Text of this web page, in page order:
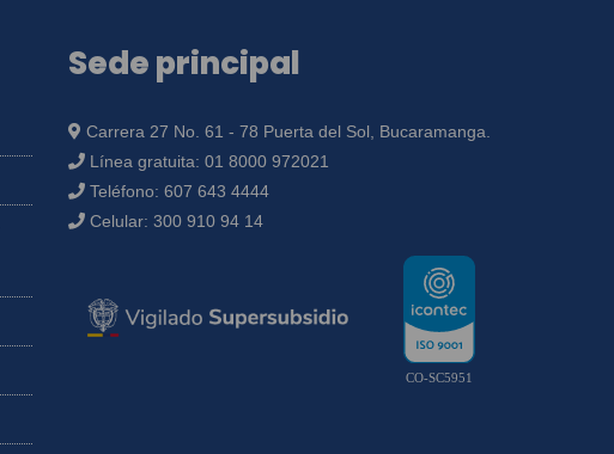
Sede principal
Carrera 27 No. 61 - 78 Puerta del Sol, Bucaramanga.
Línea gratuita: 01 8000 972021
Teléfono: 607 643 4444
Celular: 300 910 94 14
CO-SC5951